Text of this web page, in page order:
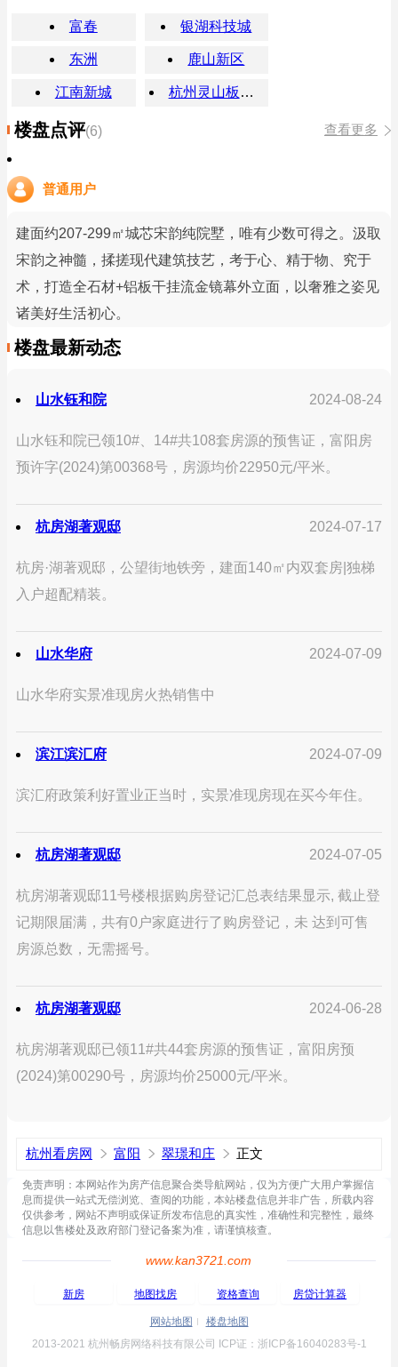
富春 银湖科技城
东洲 鹿山新区
江南新城 杭州灵山板块楼盘
楼盘点评(6) 查看更多
普通用户
建面约207-299㎡城芯宋韵纯院墅，唯有少数可得之。汲取
宋韵之神髓，揉搓现代建筑技艺，考于心、精于物、究于
术，打造全石材+铝板干挂流金镜幕外立面，以奢雅之姿见
诸美好生活初心。
楼盘最新动态
山水钰和院 2024-08-24
山水钰和院已领10#、14#共108套房源的预售证，富阳房
预许字(2024)第00368号，房源均价22950元/平米。
杭房湖著观邸 2024-07-17
杭房·湖著观邸，公望街地铁旁，建面140㎡内双套房|独梯
入户超配精装。
山水华府 2024-07-09
山水华府实景准现房火热销售中
滨江滨汇府 2024-07-09
滨汇府政策利好置业正当时，实景准现房现在买今年住。
杭房湖著观邸 2024-07-05
杭房湖著观邸11号楼根据购房登记汇总表结果显示, 截止登
记期限届满，共有0户家庭进行了购房登记，未 达到可售
房源总数，无需摇号。
杭房湖著观邸 2024-06-28
杭房湖著观邸已领11#共44套房源的预售证，富阳房预
(2024)第00290号，房源均价25000元/平米。
杭州看房网 富阳 翠璟和庄 正文
免责声明：本网站作为房产信息聚合类导航网站，仅为方便广大用户掌握信
息而提供一站式无偿浏览、查阅的功能，本站楼盘信息并非广告，所载内容
仅供参考，网站不声明或保证所发布信息的真实性，准确性和完整性，最终
信息以售楼处及政府部门登记备案为准，请谨慎核查。
www.kan3721.com
新房 地图找房 资格查询 房贷计算器
网站地图
楼盘地图
2013-2021 杭州畅房网络科技有限公司 ICP证：浙ICP备16040283号-1